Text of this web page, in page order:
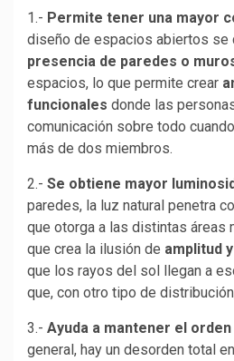
1.- Permite tener una mayor
diseño de espacios abiertos se
presencia de paredes o
espacios, lo que permite crear
funcionales donde las
comunicación sobre todo
más de dos miembros.
2.- Se obtiene mayor
paredes, la luz natural penetra
que otorga a las distintas áreas
que crea la ilusión de amplitud
que los rayos del sol llegan a
que, con otro tipo de
3.- Ayuda a mantener el
general, hay un desorden total